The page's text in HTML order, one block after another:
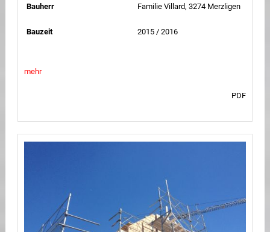
Bauherr Familie Villard, 3274 Merzligen
Bauzeit 2015 / 2016
mehr
PDF